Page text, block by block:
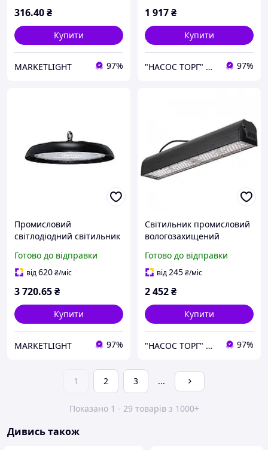
316.40₴
Купити
MARKETLIGHT 97%
1 917₴
Купити
"НАСОС ТОРГ" Насосне обладнання, інструменти, освітлення 97%
Промисловий
світлодіодний світильник
Electric для високих стель
6400К чорний IP65
Готово до відправки
від620₴/міс
3 720.65₴
Купити
MARKETLIGHT 97%
Світильник промисловий
вологозахищений
Готово до відправки
від245₴/міс
2 452₴
Купити
"НАСОС ТОРГ" Насосне обладнання, інструменти, освітлення 97%
1 2 3 ...
Показано 1 - 29 товарів з 1000+
Дивись також